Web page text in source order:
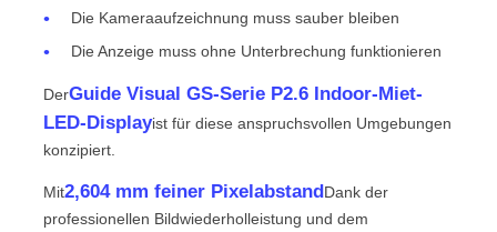
Angebot anfordern
LED-Videowand-Display
Die Kameraaufzeichnung muss sauber bleiben
Die Anzeige muss ohne Unterbrechung funktionieren
DerGuide Visual GS-Serie P2.6 Indoor-Miet-
LED-Displayist für diese anspruchsvollen Umgebungen
konzipiert.
Mit2,604 mm feiner PixelabstandDank der
professionellen Bildwiederholleistung und dem